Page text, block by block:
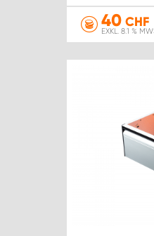
40 CHF
EXKL. 8.1 %